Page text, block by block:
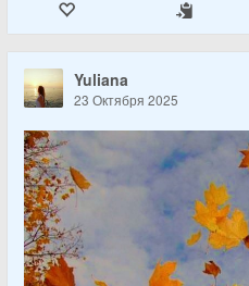
Yuliana
23 Октября 2025